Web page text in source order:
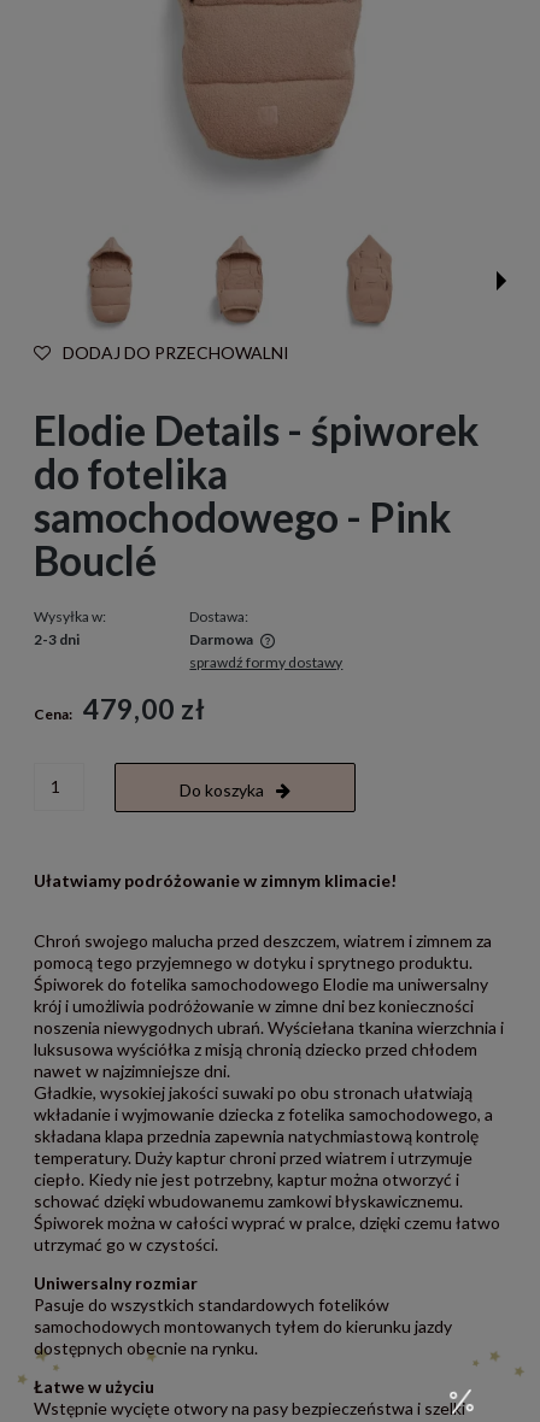
DODAJ DO PRZECHOWALNI
Elodie Details - śpiworek
do fotelika
samochodowego - Pink
Bouclé
Wysyłka w:
2-3 dni
Dostawa:
Darmowa
Cena nie zawiera ewentualnych kosztów płatności
sprawdź formy dostawy
Cena: 479,00 zł
Do koszyka
Ułatwiamy podróżowanie w zimnym klimacie!
Chroń swojego malucha przed deszczem, wiatrem i zimnem za
pomocą tego przyjemnego w dotyku i sprytnego produktu.
Śpiworek do fotelika samochodowego Elodie ma uniwersalny
krój i umożliwia podróżowanie w zimne dni bez konieczności
noszenia niewygodnych ubrań. Wyściełana tkanina wierzchnia i
luksusowa wyściółka z misją chronią dziecko przed chłodem
nawet w najzimniejsze dni.
Gładkie, wysokiej jakości suwaki po obu stronach ułatwiają
wkładanie i wyjmowanie dziecka z fotelika samochodowego, a
składana klapa przednia zapewnia natychmiastową kontrolę
temperatury. Duży kaptur chroni przed wiatrem i utrzymuje
ciepło. Kiedy nie jest potrzebny, kaptur można otworzyć i
schować dzięki wbudowanemu zamkowi błyskawicznemu.
Śpiworek można w całości wyprać w pralce, dzięki czemu łatwo
utrzymać go w czystości.
Uniwersalny rozmiar
Pasuje do wszystkich standardowych fotelików
samochodowych montowanych tyłem do kierunku jazdy
dostępnych obecnie na rynku.
Łatwe w użyciu
Wstępnie wycięte otwory na pasy bezpieczeństwa i szelki